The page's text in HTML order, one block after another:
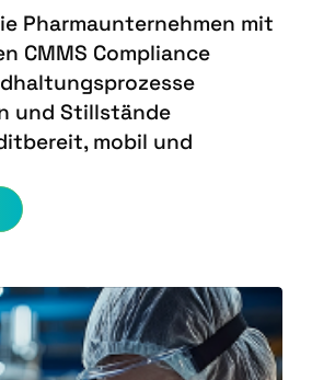
Pharmaunternehmen mit
CMMS Compliance
und Stillstände
mobil und